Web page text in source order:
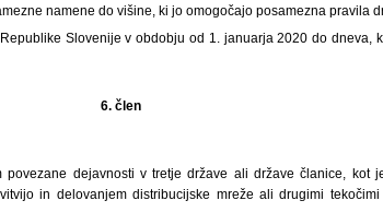
namene do višine, ki jo omogočajo posamezna pravila
Slovenije v obdobju od 1. januarja 2020 do dneva,
6. člen
dejavnosti v tretje države ali države članice, kot
in delovanjem distribucijske mreže ali drugimi